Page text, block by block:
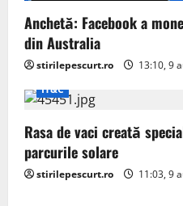
Anchetă: Facebook a
din Australia
stirilepescurt.ro
13:10, 9
IT&C
Rasa de vaci creată
parcurile solare
stirilepescurt.ro 11:03, 9